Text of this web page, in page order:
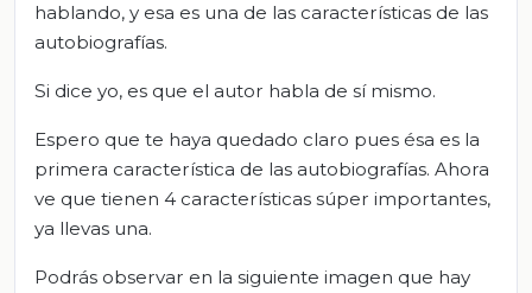
hablando, y esa es una de las características de las
autobiografías.
Si dice yo, es que el autor habla de sí mismo.
Espero que te haya quedado claro pues ésa es la
primera característica de las autobiografías. Ahora
ve que tienen 4 características súper importantes,
ya llevas una.
Podrás observar en la siguiente imagen que hay